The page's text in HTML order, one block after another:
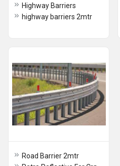
Highway Barriers
highway barriers 2mtr
Road Barrier 2mtr